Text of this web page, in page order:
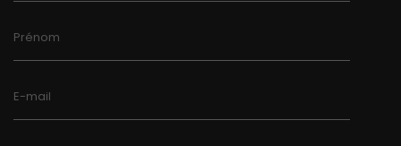
Prénom
E-mail